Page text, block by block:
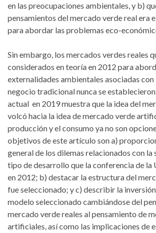
en las preocupaciones ambientales, y b)
pensamientos del mercado verde real era
para abordar las problemas eco-
Sin embargo, los mercados verdes reales
considerados en teoría en 2012 para
externalidades ambientales asociadas
negocio tradicional nunca se
actual en 2019 muestra que la idea del
volcó hacia la idea de mercado verde
producción y el consumo ya no son
objetivos de este artículo son a)
general de los dilemas relacionados con la
tipo de desarrollo que la conferencia de la
en 2012; b) destacar la estructura del
fue seleccionado; y c) describir la
modelo seleccionado cambiándose del
mercado verde reales al pensamiento de
artificiales, así como las implicaciones de